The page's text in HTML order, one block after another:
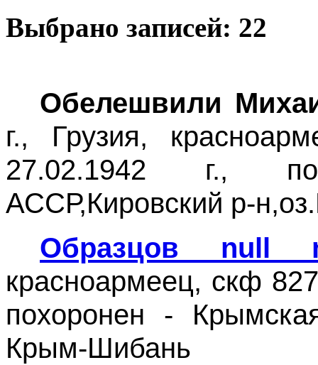
Выбрано записей: 22
Обелешвили
г., Грузия,
27.02.1942 г.,
АССР,Кировский р-
Образцов null
красноармеец, скф
похоронен -
Крым-Шибань